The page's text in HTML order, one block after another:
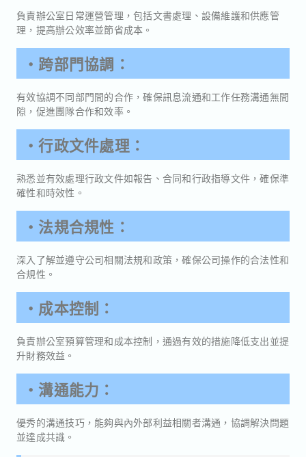
負責辦公室日常運營管理，包括文書處理、設備維護和供應管
理，提高辦公效率並節省成本。
・跨部門協調：
有效協調不同部門間的合作，確保訊息流通和工作任務溝通無間
隙，促進團隊合作和效率。
・行政文件處理：
熟悉並有效處理行政文件如報告、合同和行政指導文件，確保準
確性和時效性。
・法規合規性：
深入了解並遵守公司相關法規和政策，確保公司操作的合法性和
合規性。
・成本控制：
負責辦公室預算管理和成本控制，通過有效的措施降低支出並提
升財務效益。
・溝通能力：
優秀的溝通技巧，能夠與內外部利益相關者溝通，協調解決問題
並達成共識。